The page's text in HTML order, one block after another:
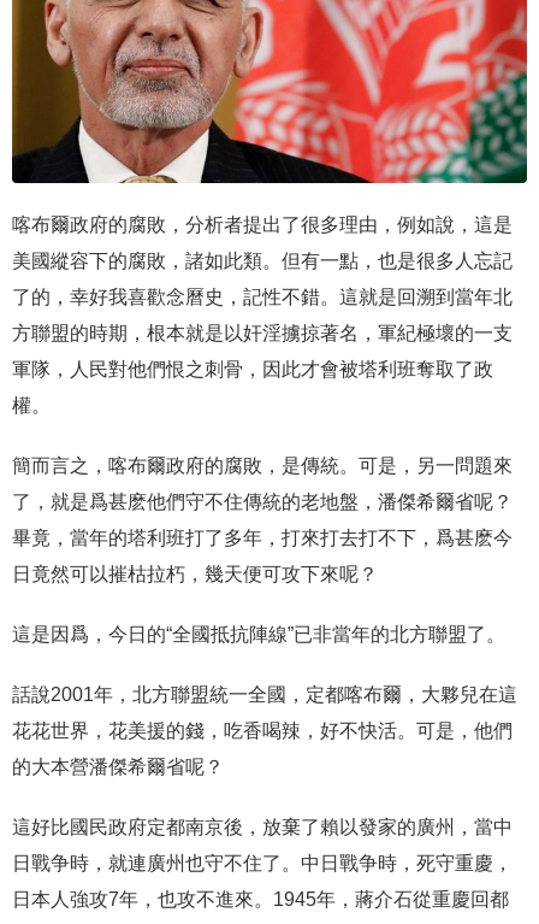
喀布爾政府的腐敗，分析者提出了很多理由，例如說，這是
美國縱容下的腐敗，諸如此類。但有一點，也是很多人忘記
了的，幸好我喜歡念曆史，記性不錯。這就是回溯到當年北
方聯盟的時期，根本就是以奸淫擄掠著名，軍紀極壞的一支
軍隊，人民對他們恨之刺骨，因此才會被塔利班奪取了政
權。
簡而言之，喀布爾政府的腐敗，是傳統。可是，另一問題來
了，就是爲甚麽他們守不住傳統的老地盤，潘傑希爾省呢？
畢竟，當年的塔利班打了多年，打來打去打不下，爲甚麽今
日竟然可以摧枯拉朽，幾天便可攻下來呢？
這是因爲，今日的“全國抵抗陣線”已非當年的北方聯盟了。
話說2001年，北方聯盟統一全國，定都喀布爾，大夥兒在這
花花世界，花美援的錢，吃香喝辣，好不快活。可是，他們
的大本營潘傑希爾省呢？
這好比國民政府定都南京後，放棄了賴以發家的廣州，當中
日戰争時，就連廣州也守不住了。中日戰争時，死守重慶，
日本人強攻7年，也攻不進來。1945年，蔣介石從重慶回都